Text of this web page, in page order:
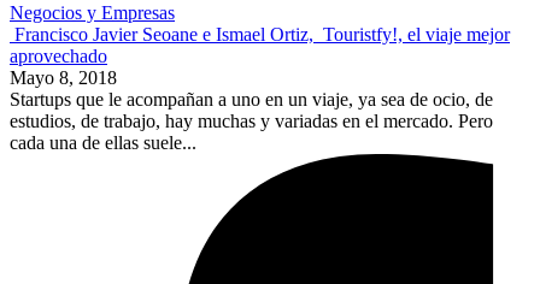
Negocios y Empresas
Francisco Javier Seoane e Ismael Ortiz, Touristfy!, el viaje mejor
aprovechado
Mayo 8, 2018
Startups que le acompañan a uno en un viaje, ya sea de ocio, de
estudios, de trabajo, hay muchas y variadas en el mercado. Pero
cada una de ellas suele...